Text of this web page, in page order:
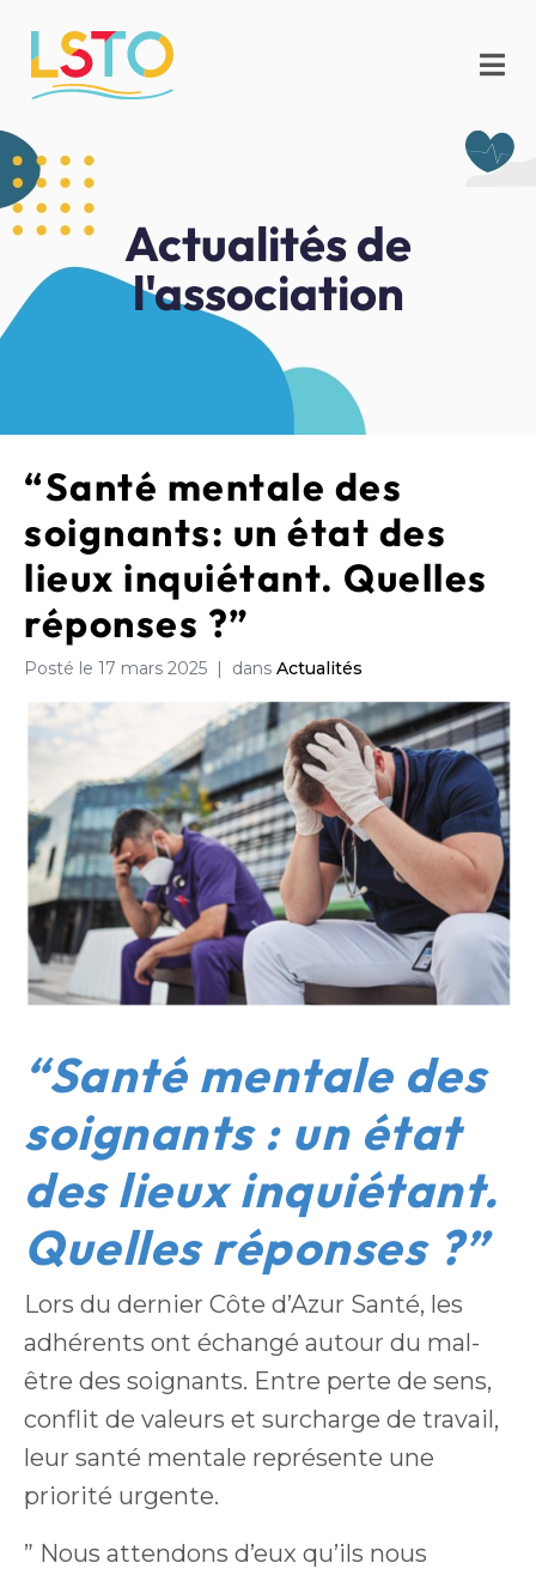
Actualités de
l'association
“Santé mentale des
soignants: un état des
lieux inquiétant. Quelles
réponses ?”
Posté le 17 mars 2025 dans Actualités
“Santé mentale des
soignants : un état
des lieux inquiétant.
Quelles réponses ?”
Lors du dernier Côte d’Azur Santé, les
adhérents ont échangé autour du mal-
être des soignants. Entre perte de sens,
conflit de valeurs et surcharge de travail,
leur santé mentale représente une
priorité urgente.
” Nous attendons d’eux qu’ils nous